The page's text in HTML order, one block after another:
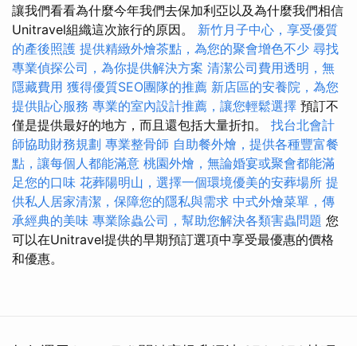
讓我們看看為什麼今年我們去保加利亞以及為什麼我們相信
Unitravel組織這次旅行的原因。 新竹月子中心，享受優質
的產後照護 提供精緻外燴茶點，為您的聚會增色不少 尋找
專業偵探公司，為你提供解決方案 清潔公司費用透明，無
隱藏費用 獲得優質SEO團隊的推薦 新店區的安養院，為您
提供貼心服務 專業的室內設計推薦，讓您輕鬆選擇 預訂不
僅是提供最好的地方，而且還包括大量折扣。 找台北會計
師協助財務規劃 專業整骨師 自助餐外燴，提供各種豐富餐
點，讓每個人都能滿意 桃園外燴，無論婚宴或聚會都能滿
足您的口味 花葬陽明山，選擇一個環境優美的安葬場所 提
供私人居家清潔，保障您的隱私與需求 中式外燴菜單，傳
承經典的美味 專業除蟲公司，幫助您解決各類害蟲問題 您
可以在Unitravel提供的早期預訂選項中享受最優惠的價格
和優惠。